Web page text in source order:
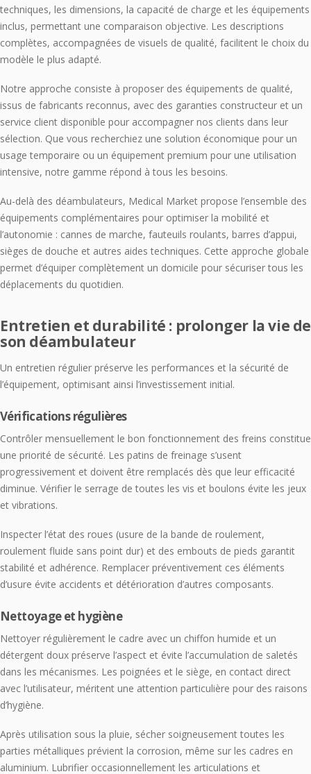
techniques, les dimensions, la capacité de charge et les équipements
inclus, permettant une comparaison objective. Les descriptions
complètes, accompagnées de visuels de qualité, facilitent le choix du
modèle le plus adapté.
Notre approche consiste à proposer des équipements de qualité,
issus de fabricants reconnus, avec des garanties constructeur et un
service client disponible pour accompagner nos clients dans leur
sélection. Que vous recherchiez une solution économique pour un
usage temporaire ou un équipement premium pour une utilisation
intensive, notre gamme répond à tous les besoins.
Au-delà des déambulateurs, Medical Market propose l’ensemble des
équipements complémentaires pour optimiser la mobilité et
l’autonomie : cannes de marche, fauteuils roulants, barres d’appui,
sièges de douche et autres aides techniques. Cette approche globale
permet d’équiper complètement un domicile pour sécuriser tous les
déplacements du quotidien.
Entretien et durabilité : prolonger la vie de
son déambulateur
Un entretien régulier préserve les performances et la sécurité de
l’équipement, optimisant ainsi l’investissement initial.
Vérifications régulières
Contrôler mensuellement le bon fonctionnement des freins constitue
une priorité de sécurité. Les patins de freinage s’usent
progressivement et doivent être remplacés dès que leur efficacité
diminue. Vérifier le serrage de toutes les vis et boulons évite les jeux
et vibrations.
Inspecter l’état des roues (usure de la bande de roulement,
roulement fluide sans point dur) et des embouts de pieds garantit
stabilité et adhérence. Remplacer préventivement ces éléments
d’usure évite accidents et détérioration d’autres composants.
Nettoyage et hygiène
Nettoyer régulièrement le cadre avec un chiffon humide et un
détergent doux préserve l’aspect et évite l’accumulation de saletés
dans les mécanismes. Les poignées et le siège, en contact direct
avec l’utilisateur, méritent une attention particulière pour des raisons
d’hygiène.
Après utilisation sous la pluie, sécher soigneusement toutes les
parties métalliques prévient la corrosion, même sur les cadres en
aluminium. Lubrifier occasionnellement les articulations et